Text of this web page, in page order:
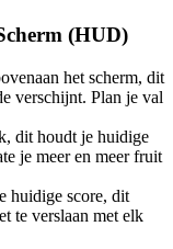
(HUD)
het scherm, dit
verschijnt. Plan je val
dit houdt je huidige
je meer en meer fruit
huidige score, dit
te verslaan met elk